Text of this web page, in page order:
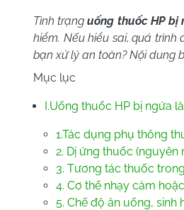
Tình trạnguống thuốc HP bị
hiểm. Nếu hiểu sai, quá
bạn xử lý an toàn? Nội dung
Mục lục
I.Uống thuốc HP bị ngứa
1.Tác dụng phụ thông
2. Dị ứng thuốc (nguyên
3. Tương tác thuốc
4. Cơ thể nhạy cảm
5. Chế độ ăn uống,